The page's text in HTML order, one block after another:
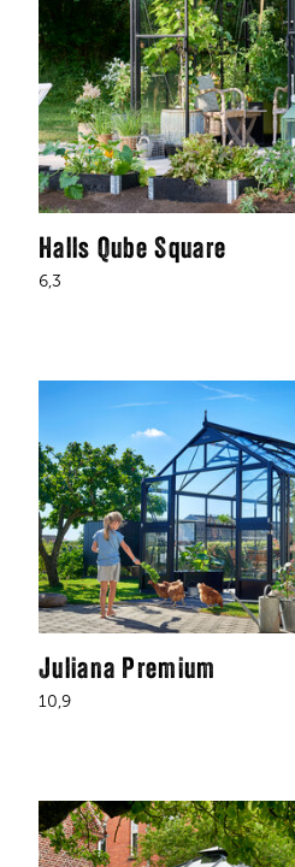
Halls Qube Square
6,3
Juliana Premium
10,9